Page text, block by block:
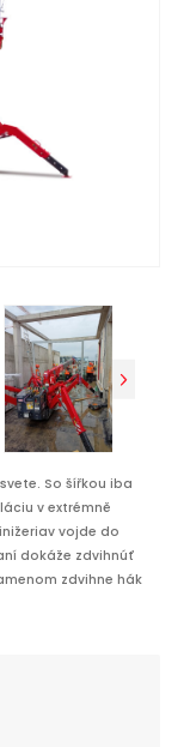
So šířkou iba
v extrémně
vojde do
dokáže zdvihnúť
zdvihne hák